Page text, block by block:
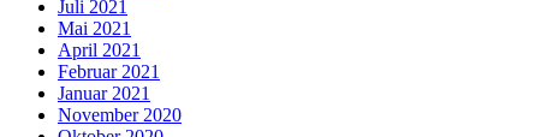
Juli 2021
Mai 2021
April 2021
Februar 2021
Januar 2021
November 2020